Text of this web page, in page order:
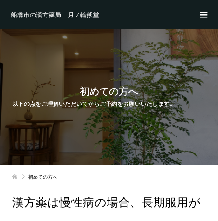
船橋市の漢方藥局 月ノ輪熊堂
初めての方へ
以下の点をご理解いただいてからご予約をお願いいたします。
初めての方へ
漢方薬は慢性病の場合、長期服用が